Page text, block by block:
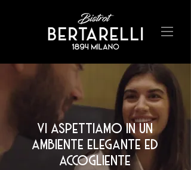
vi aspettiamo in un
ambiente elegante ed
accogliente